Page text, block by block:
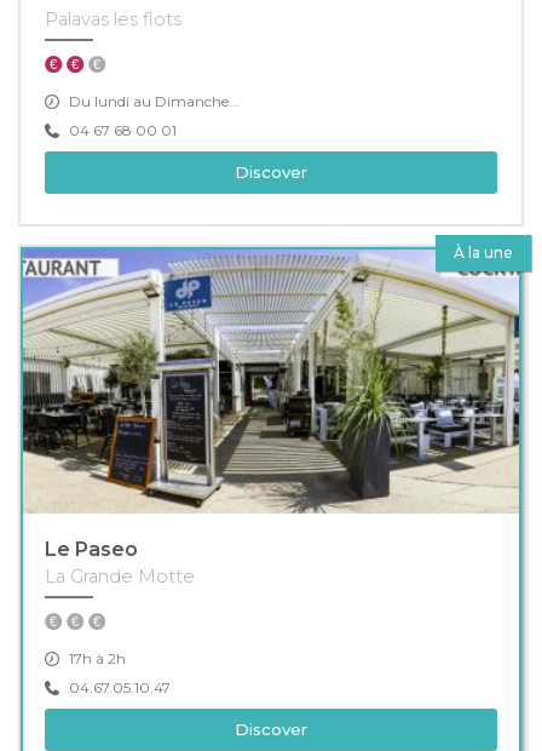
Palavas les flots
Du lundi au Dimanche...
04 67 68 00 01
Discover
À la une
Le Paseo
La Grande Motte
17h à 2h
04.67.05.10.47
Discover